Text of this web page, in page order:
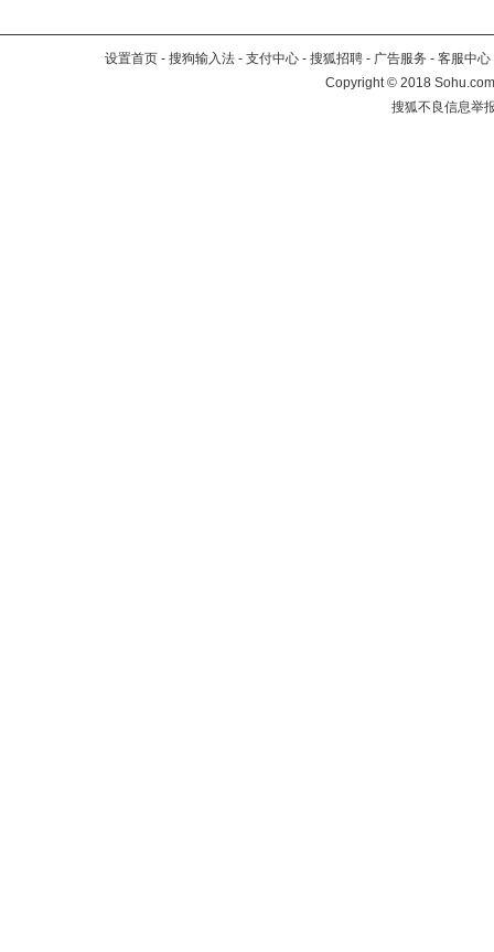
设置首页 - 搜狗输入法 - 支付中心 - 搜狐招聘 - 广告服务 - 客服中心
Copyright©2018
搜狐不良信息举